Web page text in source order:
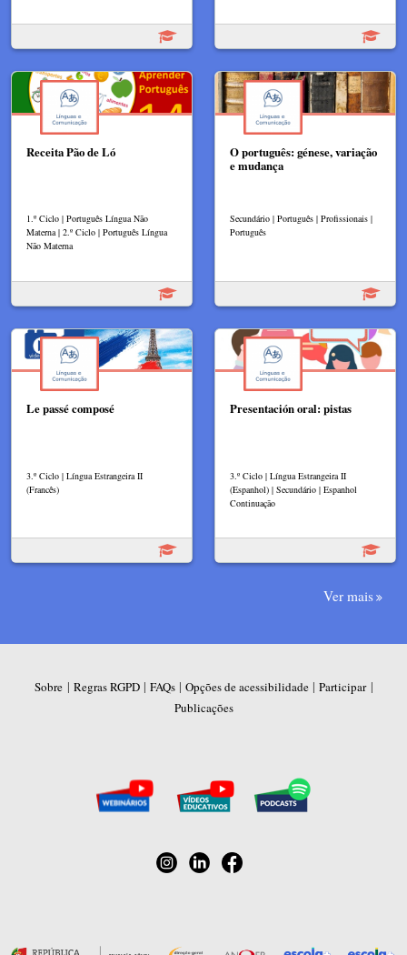
Receita Pão de Ló
1.º Ciclo | Português Língua Não
Materna | 2.º Ciclo | Português Língua
Não Materna
O português: génese, variação
e mudança
Secundário | Português | Profissionais |
Português
Le passé composé
3.º Ciclo | Língua Estrangeira II
(Francês)
Presentación oral: pistas
3.º Ciclo | Língua Estrangeira II
(Espanhol) | Secundário | Espanhol
Continuação
Ver mais
Sobre | Regras RGPD| FAQs| Opções de acessibilidade| Participar|
Publicações